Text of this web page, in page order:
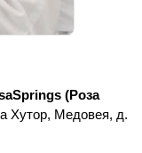
(Роза
Хутор, Медовея, д.